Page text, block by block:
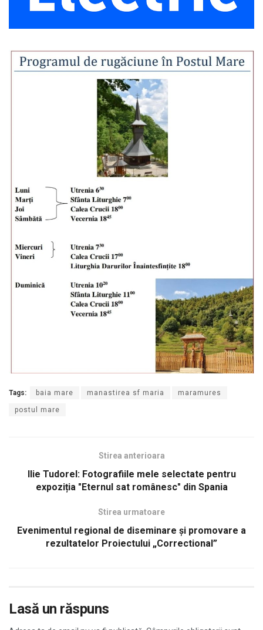
Tags: baia mare manastirea sf maria maramures
postul mare
Stirea anterioara
Ilie Tudorel: Fotografiile mele selectate pentru
expoziția "Eternul sat românesc" din Spania
Stirea urmatoare
Evenimentul regional de diseminare și promovare a
rezultatelor Proiectului „Correctional”
Lasă un răspuns